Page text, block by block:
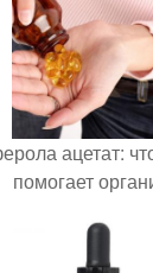
ацетат:
помогает